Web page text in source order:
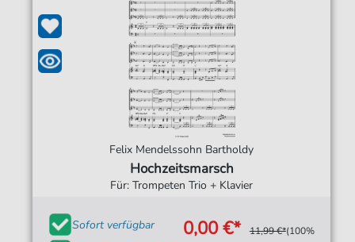
Felix Mendelssohn Bartholdy
Hochzeitsmarsch
Für: Trompeten Trio + Klavier
Sofort verfügbar
0,00 €* 11,99 €*(100%